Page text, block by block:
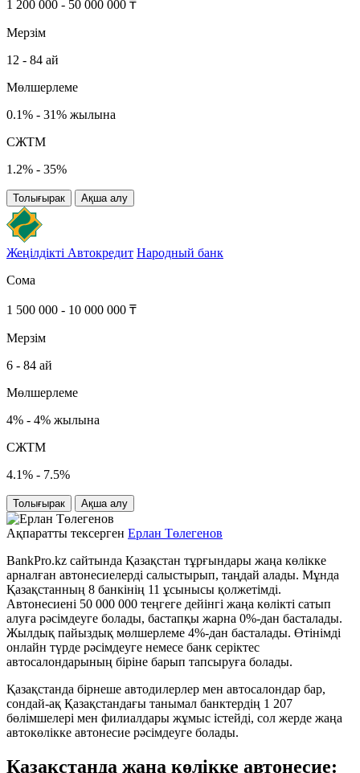
1 200 000 - 50 000 000 ₸
Мерзім
12 - 84 ай
Мөлшерлеме
0.1% - 31% жылына
СЖТМ
1.2% - 35%
Толығырак Ақша алу
Жеңілдікті Автокредит Народный банк
Сома
1 500 000 - 10 000 000 ₸
Мерзім
6 - 84 ай
Мөлшерлеме
4% - 4% жылына
СЖТМ
4.1% - 7.5%
Толығырак Ақша алу
Ақпаратты тексерген Ерлан Төлегенов
BankPro.kz сайтында Қазақстан тұрғындары жаңа көлікке
арналған автонесиелерді салыстырып, таңдай алады. Мұнда
Қазақстанның 8 банкінің 11 ұсынысы қолжетімді.
Автонесиені 50 000 000 теңгеге дейінгі жаңа көлікті сатып
алуға рәсімдеуге болады, бастапқы жарна 0%-дан басталады.
Жылдық пайыздық мөлшерлеме 4%-дан басталады. Өтінімді
онлайн түрде рәсімдеуге немесе банк серіктес
автосалондарының біріне барып тапсыруға болады.
Қазақстанда бірнеше автодилерлер мен автосалондар бар,
сондай-ақ Қазақстандағы танымал банктердің 1 207
бөлімшелері мен филиалдары жұмыс істейді, сол жерде жаңа
автокөлікке автонесие рәсімдеуге болады.
Қазақстанда жаңа көлікке автонесие: